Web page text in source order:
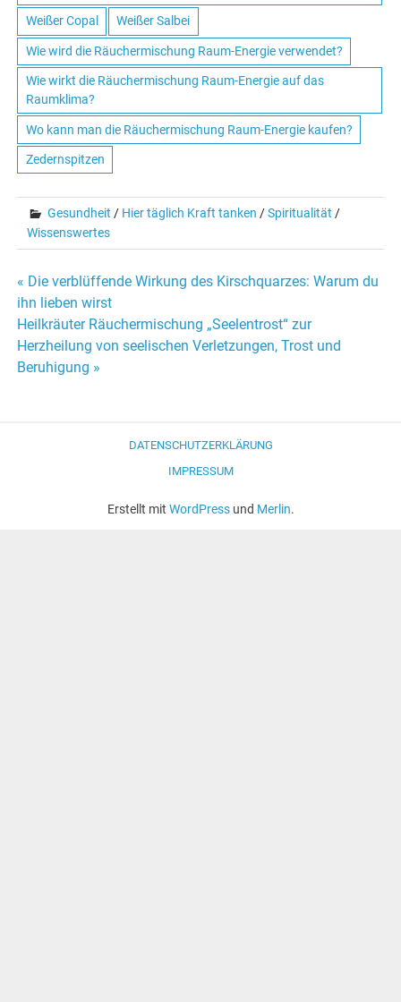
Weißer Copal Weißer Salbei
Wie wird die Räuchermischung Raum-Energie verwendet?
Wie wirkt die Räuchermischung Raum-Energie auf das
Raumklima?
Wo kann man die Räuchermischung Raum-Energie kaufen?
Zedernspitzen
Gesundheit / Hier täglich Kraft tanken /Spiritualität /
Wissenswertes
Beitrags-
Navigation
« Die verblüffende Wirkung des Kirschquarzes: Warum du
ihn lieben wirst
Heilkräuter Räuchermischung „Seelentrost“ zur
Herzheilung von seelischen Verletzungen, Trost und
Beruhigung »
DATENSCHUTZERKLÄRUNG
IMPRESSUM
Erstellt mit WordPressund Merlin.